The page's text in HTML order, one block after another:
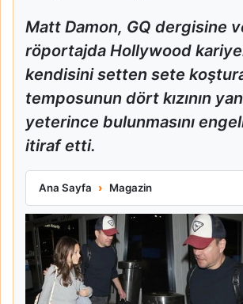
Matt Damon, GQ dergisine
röportajda Hollywood
kendisini setten sete
temposunun dört kızının
yeterince bulunmasını
itiraf etti.
Ana Sayfa Magazin
Matt Damon Babalık Pişmanlığını İtiraf